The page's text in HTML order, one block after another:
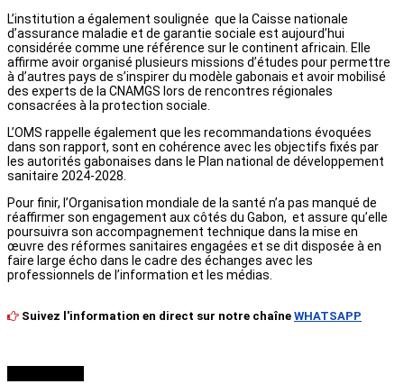
L’institution a également soulignée que la Caisse nationale
d’assurance maladie et de garantie sociale est aujourd’hui
considérée comme une référence sur le continent africain. Elle
affirme avoir organisé plusieurs missions d’études pour permettre
à d’autres pays de s’inspirer du modèle gabonais et avoir mobilisé
des experts de la CNAMGS lors de rencontres régionales
consacrées à la protection sociale.
L’OMS rappelle également que les recommandations évoquées
dans son rapport, sont en cohérence avec les objectifs fixés par
les autorités gabonaises dans le Plan national de développement
sanitaire 2024-2028.
Pour finir, l’Organisation mondiale de la santé n’a pas manqué de
réaffirmer son engagement aux côtés du Gabon, et assure qu’elle
poursuivra son accompagnement technique dans la mise en
œuvre des réformes sanitaires engagées et se dit disposée à en
faire large écho dans le cadre des échanges avec les
professionnels de l’information et les médias.
Suivez l'information en direct sur notre chaîne WHATSAPP